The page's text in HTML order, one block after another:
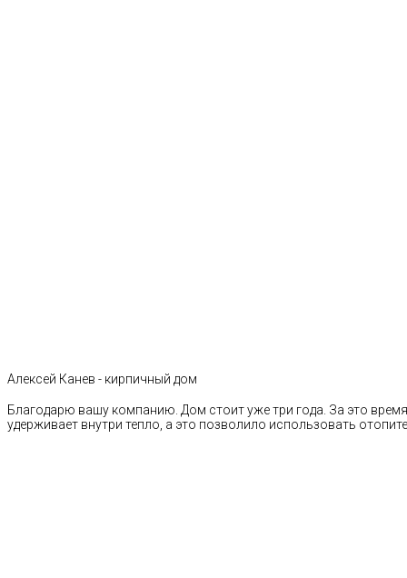
Алексей Канев - кирпичный дом
Благодарю вашу компанию. Дом стоит уже три года. За это
удерживает внутри тепло, а это позволило использовать